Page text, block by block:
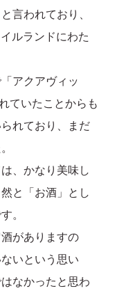
言われており、
ルランドにわた
アクアヴィッ
ていたことからも
れており、まだ
、かなり美味し
と「お酒」とし
。
がありますの
いという思い
なかったと思わ